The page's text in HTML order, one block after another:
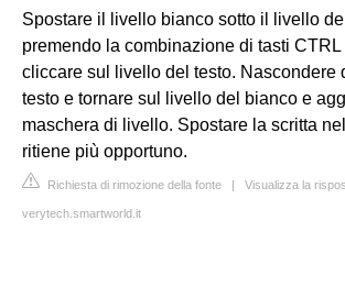
Spostare il livello bianco sotto il livello
premendo la combinazione di tasti CTRL
cliccare sul livello del testo. Nascondere
testo e tornare sul livello del bianco e
maschera di livello. Spostare la scritta
ritiene più opportuno.
Richiesta di rimozione della fonte | Visualizza la
verytech.smartworld.it